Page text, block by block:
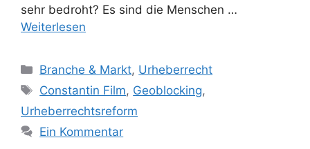
sehr bedroht? Es sind die Menschen …
Weiterlesen
Kategorien
Branche & Markt, Urheberrecht
Schlagwörter
Constantin Film, Geoblocking,
Urheberrechtsreform
Ein Kommentar